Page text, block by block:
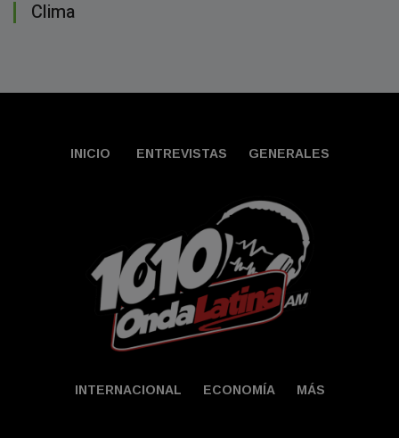
Clima
INICIO ENTREVISTAS GENERALES
INTERNACIONAL ECONOMÍA MÁS